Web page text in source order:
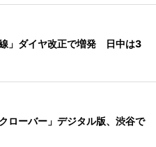
」ダイヤ改正で増発 日中は3
ローバー」デジタル版、渋谷で